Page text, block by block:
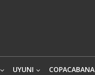
UYUNI COPACABANA